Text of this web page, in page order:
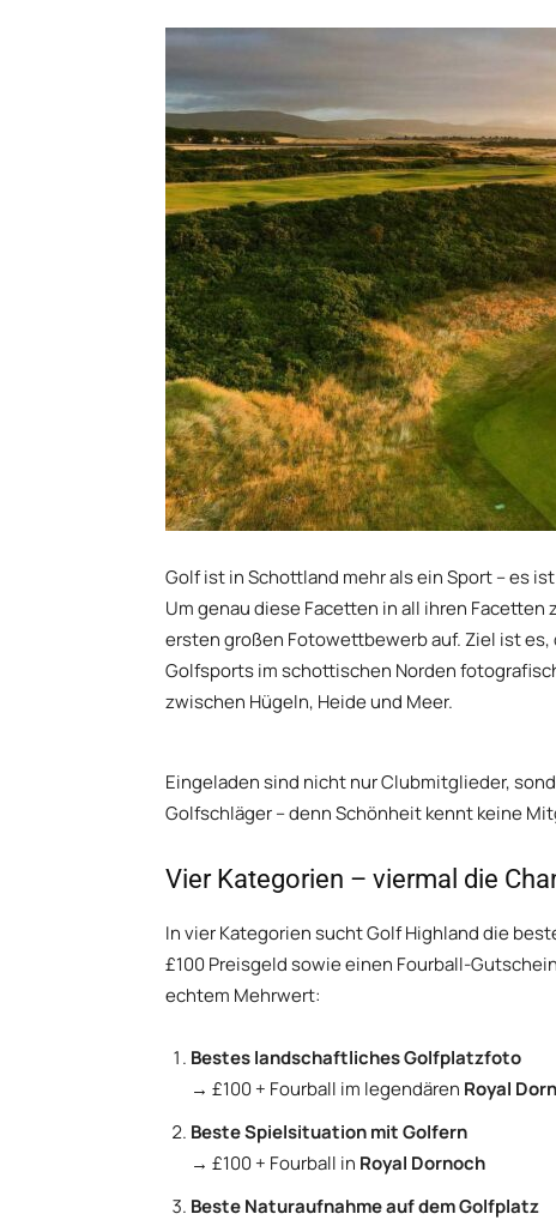
Golf ist in Schottland mehr als ein Sport – es
Um genau diese Facetten in all ihren
ersten großen Fotowettbewerb auf. Ziel ist
Golfsports im schottischen Norden
zwischen Hügeln, Heide und Meer.
Eingeladen sind nicht nur Clubmitglieder,
Golfschläger – denn Schönheit kennt keine
Vier Kategorien – viermal die
In vier Kategorien sucht Golf Highland die
£100 Preisgeld sowie einen Fourball-
echtem Mehrwert:
Bestes landschaftliches Golfplatzfoto
→ £100 + Fourball im legendären Royal
Beste Spielsituation mit Golfern
→ £100 + Fourball in Royal Dornoch
Beste Naturaufnahme auf dem Golfplatz